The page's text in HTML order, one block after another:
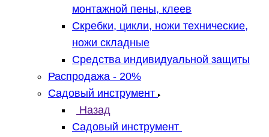
монтажной пены, клеев
Скребки, цикли, ножи технические,
ножи складные
Средства индивидуальной защиты
Распродажа - 20%
Садовый инструмент
Назад
Садовый инструмент